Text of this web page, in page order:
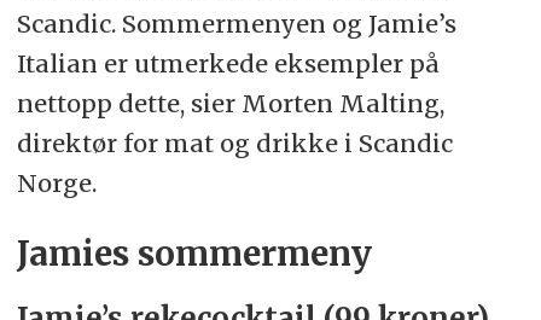
Scandic. Sommermenyen og Jamie’s
Italian er utmerkede eksempler på
nettopp dette, sier Morten Malting,
direktør for mat og drikke i Scandic
Norge.
Jamies sommermeny